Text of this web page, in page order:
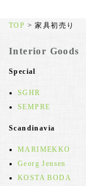
TOP >家具初売り
Interior Goods
Special
SGHR
SEMPRE
Scandinavia
MARIMEKKO
Georg Jensen
KOSTA BODA